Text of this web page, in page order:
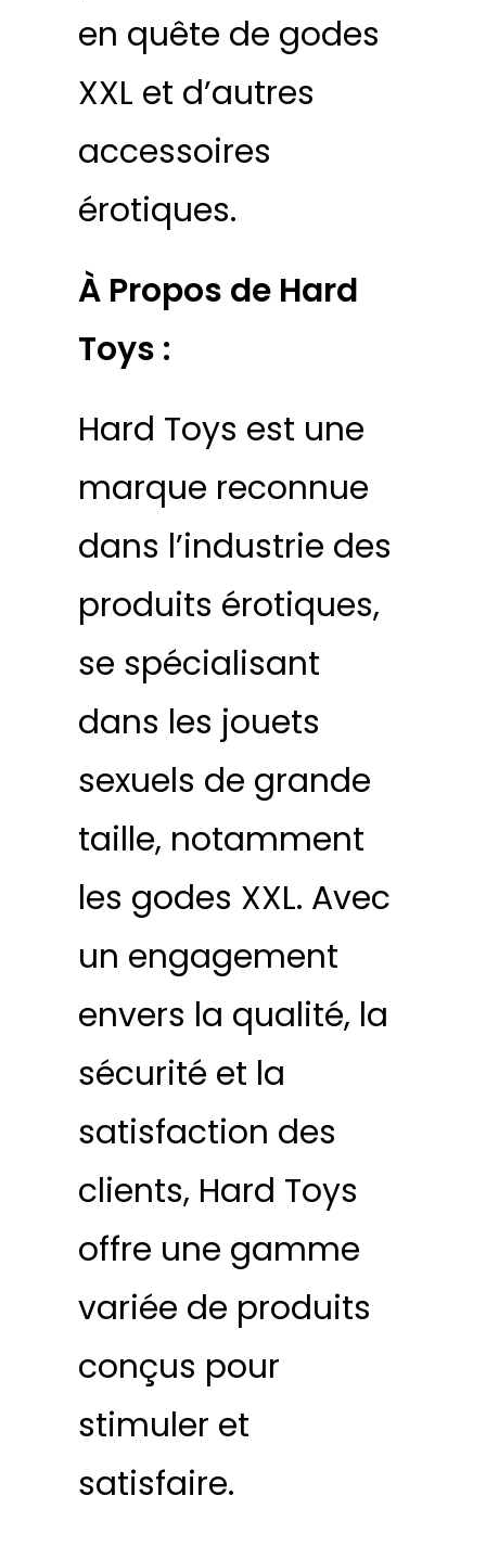
en quête de godes
XXL et d’autres
accessoires
érotiques.
À Propos de Hard
Toys :
Hard Toys est une
marque reconnue
dans l’industrie des
produits érotiques,
se spécialisant
dans les jouets
sexuels de grande
taille, notamment
les godes XXL. Avec
un engagement
envers la qualité, la
sécurité et la
satisfaction des
clients, Hard Toys
offre une gamme
variée de produits
conçus pour
stimuler et
satisfaire.